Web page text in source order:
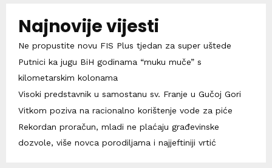
Najnovije vijesti
Ne propustite novu FIS Plus tjedan za super uštede
Putnici ka jugu BiH godinama “muku muče” s
kilometarskim kolonama
Visoki predstavnik u samostanu sv. Franje u Gučoj Gori
Vitkom poziva na racionalno korištenje vode za piće
Rekordan proračun, mladi ne plaćaju građevinske
dozvole, više novca porodiljama i najjeftiniji vrtić